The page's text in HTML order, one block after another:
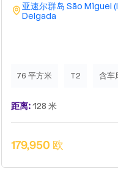
亚速尔群岛 São Miguel
Delgada
76 平方米 T2 含车
距离:128 米
179,950 欧